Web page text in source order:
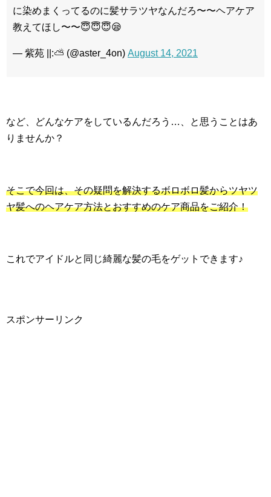
に染めまくってるのに髪サラツヤなんだろ〜〜ヘアケア
教えてほし〜〜😇😇😇😪
— 紫苑 ||:⛅ (@aster_4on) August 14, 2021
など、どんなケアをしているんだろう…、と思うことはあ
りませんか？
そこで今回は、その疑問を解決するボロボロ髪からツヤツ
ヤ髪へのヘアケア方法とおすすめのケア商品をご紹介！
これでアイドルと同じ綺麗な髪の毛をゲットできます♪
スポンサーリンク